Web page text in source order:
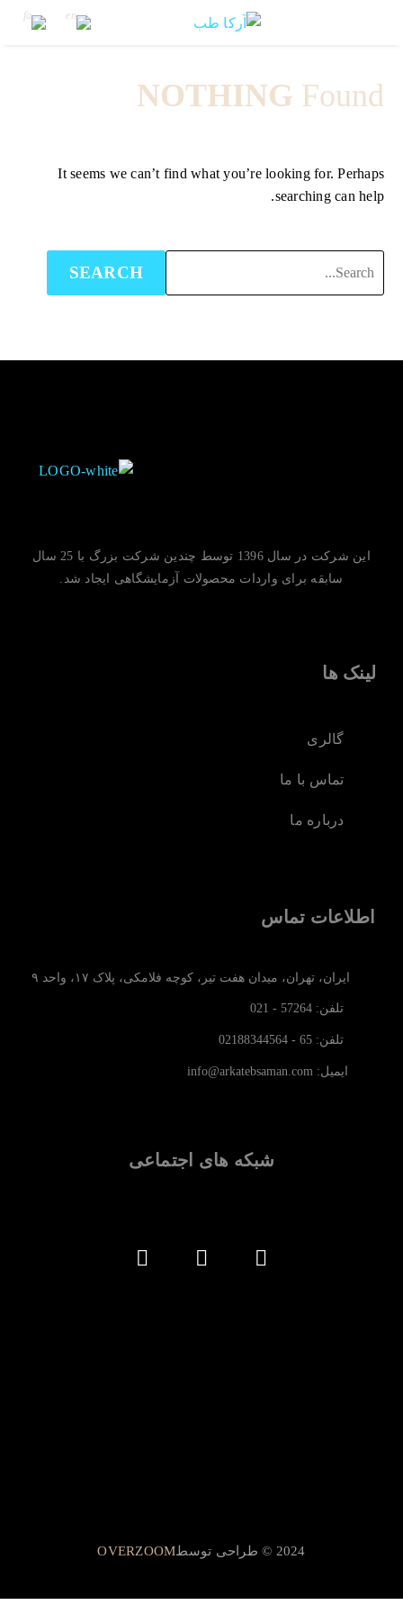
NOTHING Found
It seems we can’t find what you’re looking for. Perhaps
searching can help.
SEARCH
این شرکت در سال 1396 توسط چندین شرکت بزرگ با 25 سال
سابقه برای واردات محصولات آزمایشگاهی ایجاد شد.
لینک ها
گالری
تماس با ما
درباره ما
اطلاعات تماس
ایران، تهران، میدان هفت تیر، کوچه فلامکی، پلاک ۱۷، واحد ۹
تلفن: 57264 - 021
تلفن: 65 - 02188344564
ایمیل: info@arkatebsaman.com
شبکه های اجتماعی
2024 © طراحی توسط OVERZOOM